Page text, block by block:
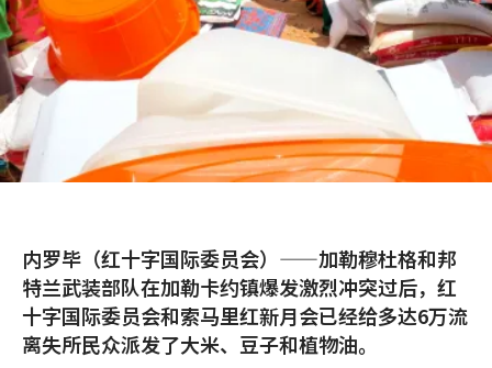
内罗毕（红十字国际委员会）——加勒穆杜格和邦
特兰武装部队在加勒卡约镇爆发激烈冲突过后，红
十字国际委员会和索马里红新月会已经给多达6万流
离失所民众派发了大米、豆子和植物油。